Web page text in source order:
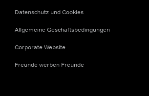
Datenschutz und Cookies
Allgemeine Geschäftsbedingungen
Corporate Website
Freunde werben Freunde